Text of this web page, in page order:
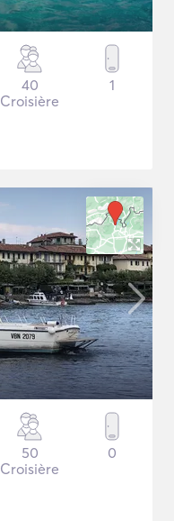
40
Croisière
1
50
Croisière
0